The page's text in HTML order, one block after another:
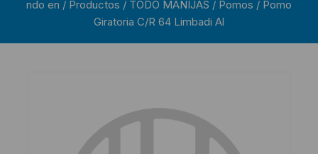
ndo en / Productos / TODO MANIJAS / Pomos / Pomo
Giratoria C/R 64 Limbadi Al